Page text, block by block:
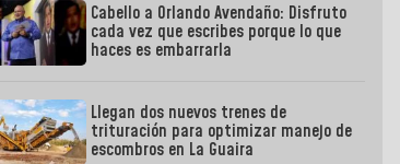
Cabello a Orlando Avendaño: Disfruto
cada vez que escribes porque lo que
haces es embarrarla
Llegan dos nuevos trenes de
trituración para optimizar manejo de
escombros en La Guaira